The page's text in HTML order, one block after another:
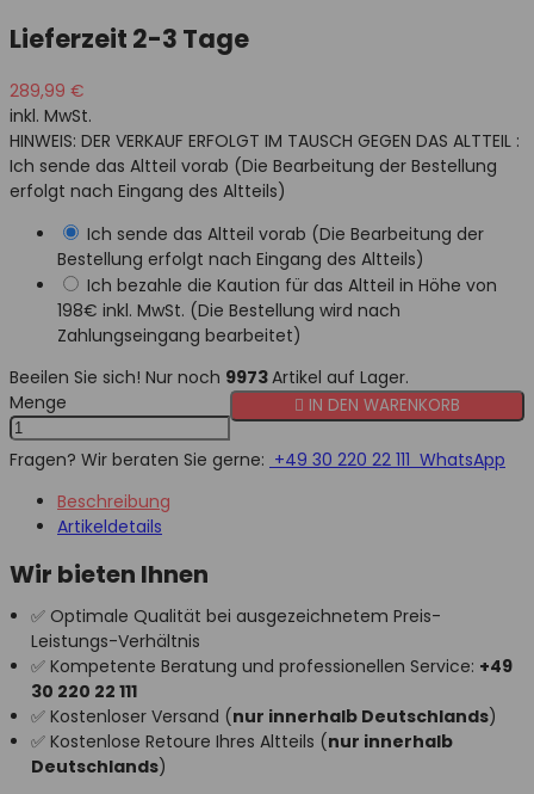
Lieferzeit 2-3 Tage
289,99 €
inkl. MwSt.
HINWEIS: DER VERKAUF ERFOLGT IM TAUSCH GEGEN DAS ALTTEIL :
Ich sende das Altteil vorab (Die Bearbeitung der Bestellung
erfolgt nach Eingang des Altteils)
Ich sende das Altteil vorab (Die Bearbeitung der
Bestellung erfolgt nach Eingang des Altteils)
Ich bezahle die Kaution für das Altteil in Höhe von
198€ inkl. MwSt. (Die Bestellung wird nach
Zahlungseingang bearbeitet)
Beeilen Sie sich! Nur noch 9973Artikel auf Lager.
Menge
 IN DEN WARENKORB
Fragen? Wir beraten Sie gerne: +49 30 220 22 111 WhatsApp
Beschreibung
Artikeldetails
Wir bieten Ihnen
✅ Optimale Qualität bei ausgezeichnetem Preis-
Leistungs-Verhältnis
✅ Kompetente Beratung und professionellen Service: +49
30 220 22 111
✅ Kostenloser Versand (nur innerhalb Deutschlands)
✅ Kostenlose Retoure Ihres Altteils (nur innerhalb
Deutschlands)